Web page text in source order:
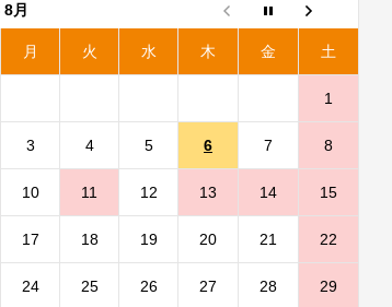
月
月 火 水 木 金 土
1
3 4 5 6 7 8
10 11 12 13 14 15
17 18 19 20 21 22
24 25 26 27 28 29